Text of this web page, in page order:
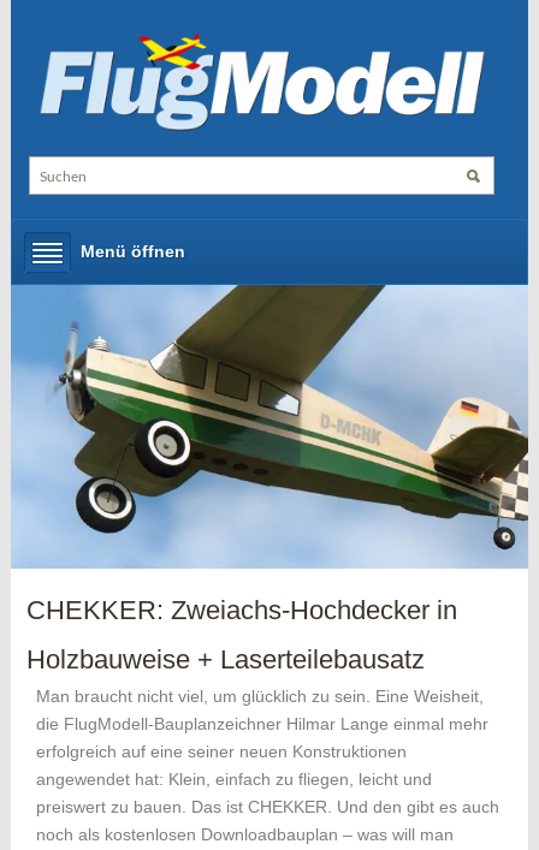
Menü öffnen
CHEKKER: Zweiachs-Hochdecker in
Holzbauweise + Laserteilebausatz
Man braucht nicht viel, um glücklich zu sein. Eine Weisheit,
die FlugModell-Bauplanzeichner Hilmar Lange einmal mehr
erfolgreich auf eine seiner neuen Konstruktionen
angewendet hat: Klein, einfach zu fliegen, leicht und
preiswert zu bauen. Das ist CHEKKER. Und den gibt es auch
noch als kostenlosen Downloadbauplan – was will man